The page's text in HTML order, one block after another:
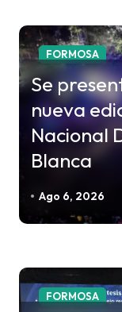
a
d
a
FORMOSA
Se
nueva
Nacional
Blanca
Ago 6, 2026
FORMOSA